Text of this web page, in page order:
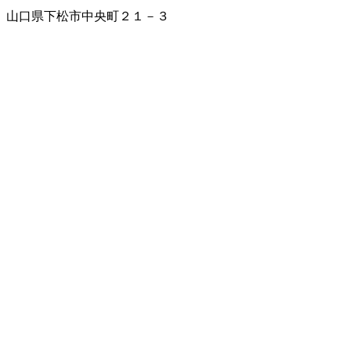
山口県下松市中央町２１－３